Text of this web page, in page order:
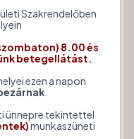
rá?
rhinitis – az
amelyet
penészgombák
ki.
át érinti,
ember küzd
Szakrendelőben
8.00 és
betegellátást.
ezen a napon
.
ünnepre tekintettel
munkaszüneti